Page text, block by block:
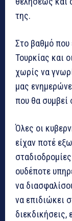
της.
Στο βαθμό που
Τουρκίας και
χωρίς να
μας
που θα συμβεί
Όλες οι
είχαν ποτέ
ουδέποτε
να
να επιδιώκει
διεκδικήσεις,